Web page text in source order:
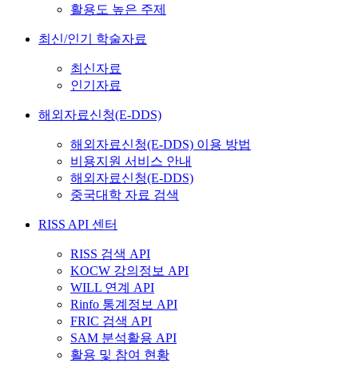
활용도 높은 주제
최신/인기 학술자료
최신자료
인기자료
해외자료신청(E-DDS)
해외자료신청(E-DDS) 이용 방법
비용지원 서비스 안내
해외자료신청(E-DDS)
중국대학 자료 검색
RISS API 센터
RISS 검색 API
KOCW 강의정보 API
WILL 연계 API
Rinfo 통계정보 API
FRIC 검색 API
SAM 분석활용 API
활용 및 참여 현황